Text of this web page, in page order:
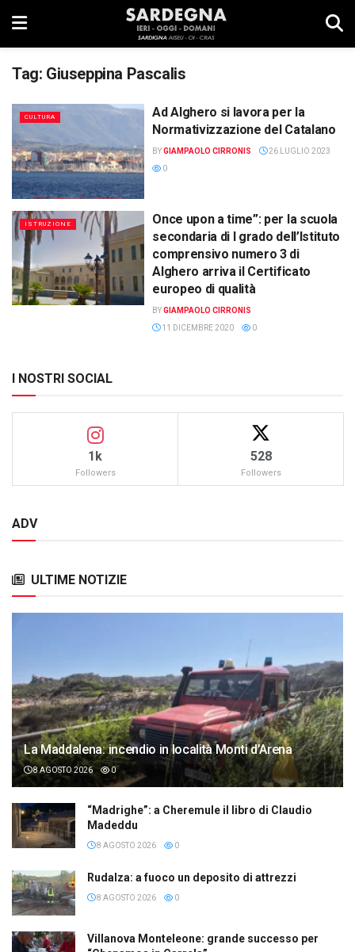
Tag: Giuseppina Pascalis
CULTURA
Ad Alghero si lavora per la
Normativizzazione del Catalano
BYGIAMPAOLO CIRRONIS
26 LUGLIO 2023
0
ISTRUZIONE
Once upon a time”: per la scuola
secondaria di I grado dell’Istituto
comprensivo numero 3 di
Alghero arriva il Certificato
europeo di qualità
BYGIAMPAOLO CIRRONIS
11 DICEMBRE 2020
0
I NOSTRI SOCIAL
1k
Followers
528
Followers
ADV
ULTIME NOTIZIE
La Maddalena: incendio in località Monti d’Arena
8 AGOSTO 2026 0
“Madrighe”: a Cheremule il libro di Claudio
Madeddu
8 AGOSTO 2026 0
Rudalza: a fuoco un deposito di attrezzi
8 AGOSTO 2026 0
Villanova Monteleone: grande successo per